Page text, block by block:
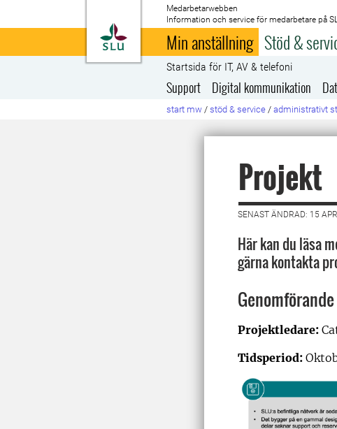
Till startsida
Medarbetarwebben
Information och service för medarbetare på
Min anställning Stöd &
Startsida för IT, AV & telefoni
Support Digital kommunikation
start mw / stöd & service / administrativt
Projekt
SENAST ÄNDRAD: 15
Här kan du läsa
gärna kontakta
Projektledare:
Tidsperiod: